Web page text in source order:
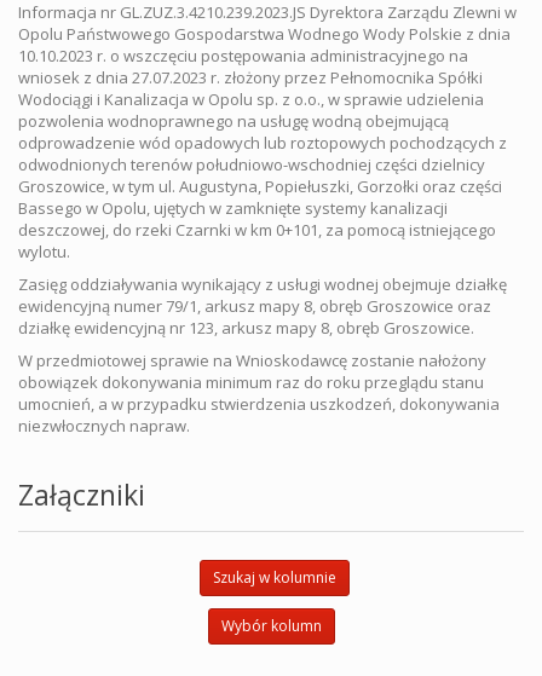
Informacja nr GL.ZUZ.3.4210.239.2023.JS Dyrektora Zarządu Zlewni w
Opolu Państwowego Gospodarstwa Wodnego Wody Polskie z dnia
10.10.2023 r. o wszczęciu postępowania administracyjnego na
wniosek z dnia 27.07.2023 r. złożony przez Pełnomocnika Spółki
Wodociągi i Kanalizacja w Opolu sp. z o.o., w sprawie udzielenia
pozwolenia wodnoprawnego na usługę wodną obejmującą
odprowadzenie wód opadowych lub roztopowych pochodzących z
odwodnionych terenów południowo-wschodniej części dzielnicy
Groszowice, w tym ul. Augustyna, Popiełuszki, Gorzołki oraz części
Bassego w Opolu, ujętych w zamknięte systemy kanalizacji
deszczowej, do rzeki Czarnki w km 0+101, za pomocą istniejącego
wylotu.
Zasięg oddziaływania wynikający z usługi wodnej obejmuje działkę
ewidencyjną numer 79/1, arkusz mapy 8, obręb Groszowice oraz
działkę ewidencyjną nr 123, arkusz mapy 8, obręb Groszowice.
W przedmiotowej sprawie na Wnioskodawcę zostanie nałożony
obowiązek dokonywania minimum raz do roku przeglądu stanu
umocnień, a w przypadku stwierdzenia uszkodzeń, dokonywania
niezwłocznych napraw.
Załączniki
Szukaj w kolumnie
Wybór kolumn